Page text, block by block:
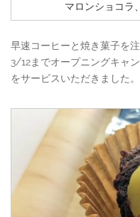
マロンショコラ
早速コーヒーと焼き菓子を注
3/12までオープニングキャ
をサービスいただきました。